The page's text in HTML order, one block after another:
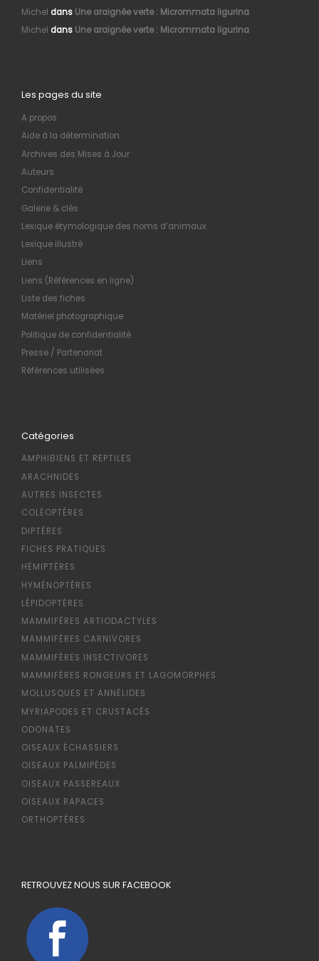
Michel dans Une araignée verte : Micrommata ligurina
Michel dans Une araignée verte : Micrommata ligurina
Les pages du site
A propos
Aide à la détermination
Archives des Mises à Jour
Auteurs
Confidentialité
Galerie & clés
Lexique étymologique des noms d’animaux
Lexique illustré
Liens
Liens (Références en ligne)
Liste des fiches
Matériel photographique
Politique de confidentialité
Presse / Partenariat
Références utilisées
Catégories
AMPHIBIENS ET REPTILES
ARACHNIDES
AUTRES INSECTES
COLÉOPTÈRES
DIPTÈRES
FICHES PRATIQUES
HÉMIPTÈRES
HYMÉNOPTÈRES
LÉPIDOPTÈRES
MAMMIFÈRES ARTIODACTYLES
MAMMIFÈRES CARNIVORES
MAMMIFÈRES INSECTIVORES
MAMMIFÈRES RONGEURS ET LAGOMORPHES
MOLLUSQUES ET ANNÉLIDES
MYRIAPODES ET CRUSTACÉS
ODONATES
OISEAUX ÉCHASSIERS
OISEAUX PALMIPÈDES
OISEAUX PASSEREAUX
OISEAUX RAPACES
ORTHOPTÈRES
RETROUVEZ NOUS SUR FACEBOOK